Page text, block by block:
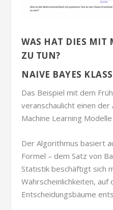
WAS HAT DIES MIT
ZU TUN?
NAIVE BAYES
Das Beispiel mit dem
veranschaulicht einen
Machine Learning
Der Algorithmus basiert
Formel – dem Satz von
Statistik beschäftigt sich
Wahrscheinlichkeiten, auf
Entscheidungsbäume